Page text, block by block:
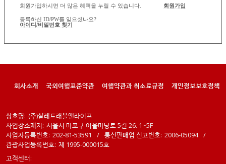
회원가입하시면 더 많은 혜택을 누릴 수 있습니다. 회원가입
등록하신 ID/PW를 잊으셨나요?
아이디/비밀번호 찾기
회사소개 국외여행표준약관 여행약관과 취소료규정 개인정보보호정책
상호명: (주)샬레트래블앤라이프
사업장소재지: 서울시 마포구 어울마당로 5길 26. 1~5F
사업자등록번호: 202-81-53591 / 통신판매업 신고번호: 2006-05094 /
관광사업등록번호: 제 1995-000015호
고객센터: